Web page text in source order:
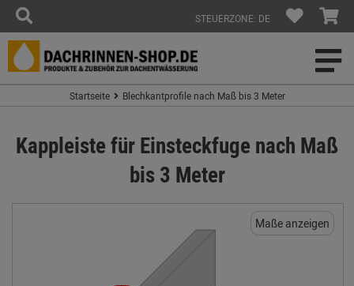
STEUERZONE: DE
Startseite Blechkantprofile nach Maß bis 3 Meter
Kappleiste für Einsteckfuge nach Maß
bis 3 Meter
Maße anzeigen